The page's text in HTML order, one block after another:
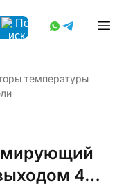
температуры
4…